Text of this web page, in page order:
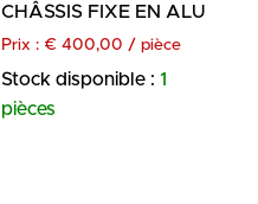
CHÂSSIS FIXE EN ALU
Prix : € 400,00 / pièce
Stock disponible : 1
pièces